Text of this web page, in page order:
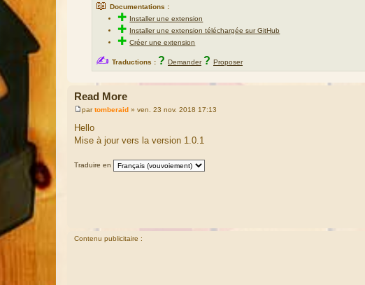
📖 Documentations :
✚ Installer une extension
✚ Installer une extension téléchargée sur GitHub
✚Créer une extension
✍ Traductions : ? Demander ? Proposer
Read More
e
s
s
e
partomberaid » ven. 23 nov. 2018 17:13
Hello
Mise à jour vers la version 1.0.1
Traduire en
Contenu publicitaire :